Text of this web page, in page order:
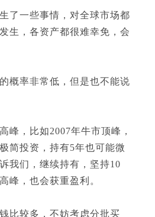
了一些事情，对全球市场都
生，各资产都很难幸免，会
概率非常低，但是也不能说
峰，比如2007年牛市顶峰，
简投资，持有5年也可能微
我们，继续持有，坚持10
峰，也会获重盈利。
比较多，不妨考虑分批买